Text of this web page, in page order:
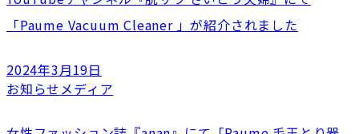
「Paume Vacuum Cleaner 」が紹介されました
2024年3月19日
お知らせメディア